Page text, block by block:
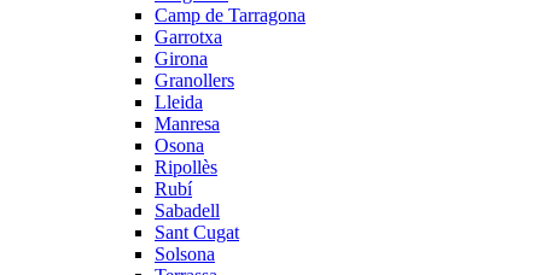
Camp de Tarragona
Garrotxa
Girona
Granollers
Lleida
Manresa
Osona
Ripollès
Rubí
Sabadell
Sant Cugat
Solsona